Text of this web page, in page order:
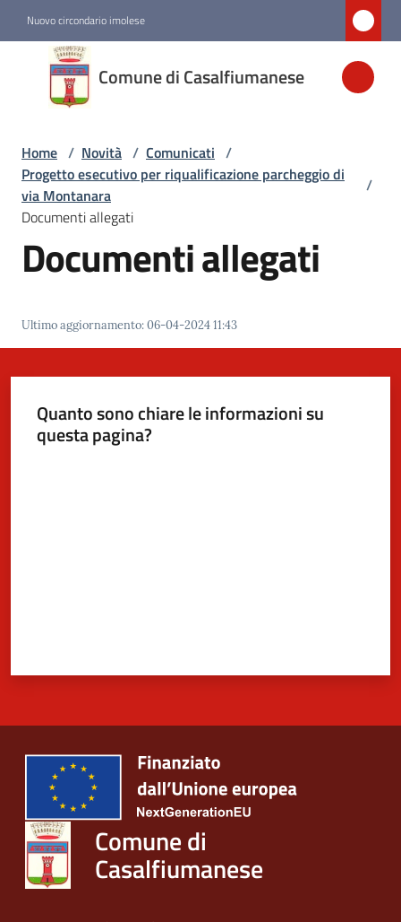
Nuovo circondario imolese
Comune di Casalfiumanese
Comune di
Casalfiumanese
Amministrazione
Novità
Vivere
Casalfiumanese
Home / Novità / Comunicati /
Progetto esecutivo per riqualificazione parcheggio di
via Montanara
/
Documenti allegati
Documenti allegati
Ultimo aggiornamento:06-04-2024 11:43
Quanto sono chiare le informazioni su
questa pagina?
Comune di
Casalfiumanese